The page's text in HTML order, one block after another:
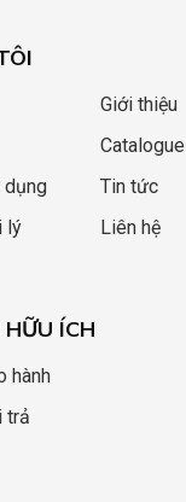
Giới thiệu
Catalogue
dụng
Tin tức
lý
Liên hệ
ÍCH
hành
trả